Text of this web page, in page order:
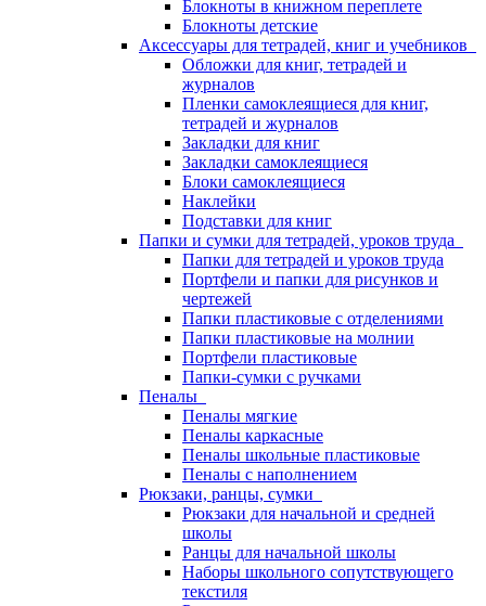
Блокноты в книжном переплете
Блокноты детские
Аксессуары для тетрадей, книг и учебников
Обложки для книг, тетрадей и
журналов
Пленки самоклеящиеся для книг,
тетрадей и журналов
Закладки для книг
Закладки самоклеящиеся
Блоки самоклеящиеся
Наклейки
Подставки для книг
Папки и сумки для тетрадей, уроков труда
Папки для тетрадей и уроков труда
Портфели и папки для рисунков и
чертежей
Папки пластиковые с отделениями
Папки пластиковые на молнии
Портфели пластиковые
Папки-сумки с ручками
Пеналы
Пеналы мягкие
Пеналы каркасные
Пеналы школьные пластиковые
Пеналы с наполнением
Рюкзаки, ранцы, сумки
Рюкзаки для начальной и средней
школы
Ранцы для начальной школы
Наборы школьного сопутствующего
текстиля